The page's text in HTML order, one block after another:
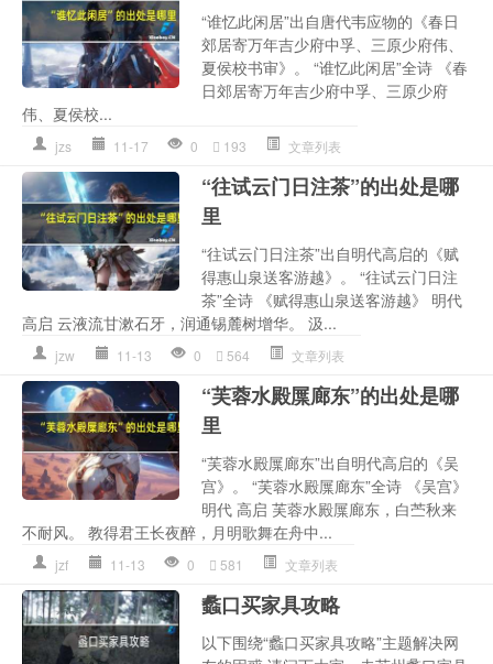
“谁忆此闲居”出自唐代韦应物的《春日
郊居寄万年吉少府中孚、三原少府伟、
夏侯校书审》。 “谁忆此闲居”全诗 《春
日郊居寄万年吉少府中孚、三原少府
伟、夏侯校...
jzs 11-17 0 193 文章列表
“往试云门日注茶”的出处是哪
里
“往试云门日注茶”出自明代高启的《赋
得惠山泉送客游越》。 “往试云门日注
茶”全诗 《赋得惠山泉送客游越》 明代
高启 云液流甘漱石牙，润通锡麓树增华。 汲...
jzw 11-13 0 564 文章列表
“芙蓉水殿屟廊东”的出处是哪
里
“芙蓉水殿屟廊东”出自明代高启的《吴
宫》。 “芙蓉水殿屟廊东”全诗 《吴宫》
明代 高启 芙蓉水殿屟廊东，白苎秋来
不耐风。 教得君王长夜醉，月明歌舞在舟中...
jzf 11-13 0 581 文章列表
蠡口买家具攻略
以下围绕“蠡口买家具攻略”主题解决网